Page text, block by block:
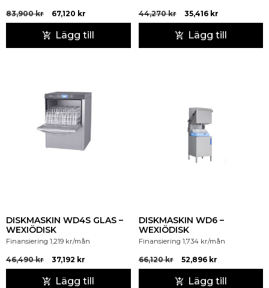
83,900kr 67,120 kr
Lägg till
44,270kr 35,416 kr
Lägg till
DISKMASKIN WD4S GLAS –
WEXIÖDISK
Finansiering 1,219 kr/mån
46,490kr 37,192 kr
Lägg till
DISKMASKIN WD6 –
WEXIÖDISK
Finansiering 1,734 kr/mån
66,120kr 52,896 kr
Lägg till